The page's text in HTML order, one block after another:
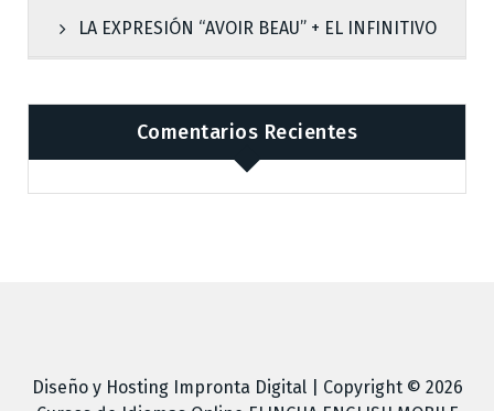
LA EXPRESIÓN “AVOIR BEAU” + EL INFINITIVO
Comentarios Recientes
Diseño y Hosting Impronta Digital| Copyright © 2026